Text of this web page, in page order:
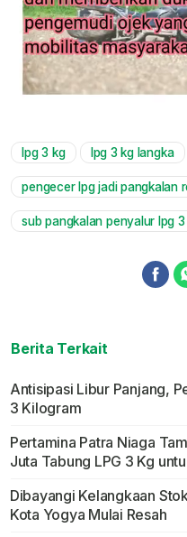
lpg 3 kg lpg 3 kg langka
pengecer lpg jadi pangkalan
sub pangkalan penyalur lpg
Berita Terkait
Antisipasi Libur Panjang,
3 Kilogram
Pertamina Patra Niaga
Juta Tabung LPG 3 Kg
Dibayangi Kelangkaan
Kota Yogya Mulai Resah